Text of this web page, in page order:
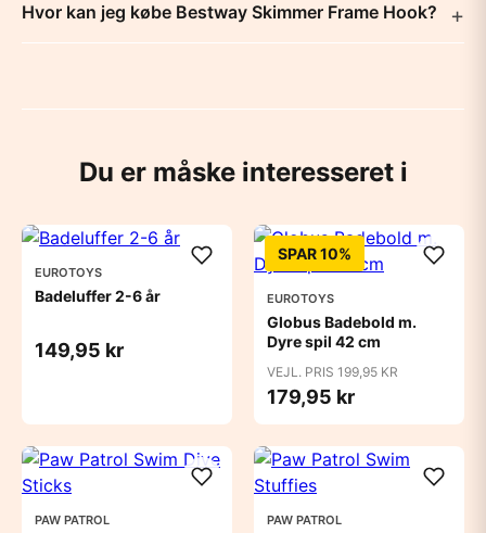
Hvor kan jeg købe Bestway Skimmer Frame Hook?
Du er måske interesseret i
EUROTOYS
Badeluffer 2-6 år
149,95 kr
SPAR 10%
EUROTOYS
Globus Badebold m.
Dyre spil 42 cm
VEJL. PRIS 199,95 KR
179,95 kr
PAW PATROL PAW PATROL